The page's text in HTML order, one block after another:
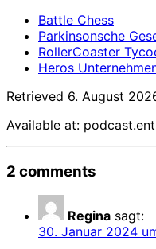
Battle Chess
Parkinsonsche
RollerCoaster
Heros
Retrieved 6. August
Available at:
2 comments
Regina sagt:
30. Januar 2024